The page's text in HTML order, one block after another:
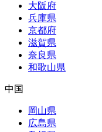
大阪府
兵庫県
京都府
滋賀県
奈良県
和歌山県
中国
岡山県
広島県